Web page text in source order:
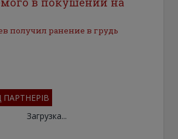
получил ранение в грудь
Загрузка...